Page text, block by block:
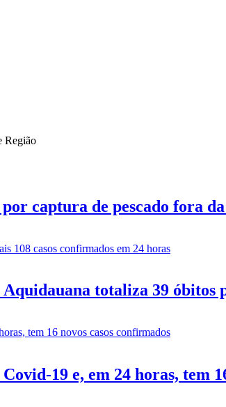
Região
captura de pescado fora
totaliza 39 óbitos
19 e, em 24 horas, tem